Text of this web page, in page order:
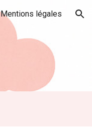
Mentions légales